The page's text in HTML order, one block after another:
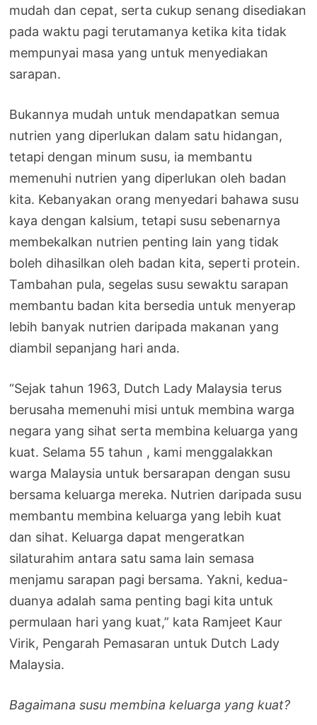
mudah dan cepat, serta cukup senang disediakan
pada waktu pagi terutamanya ketika kita tidak
mempunyai masa yang untuk menyediakan
sarapan.
Bukannya mudah untuk mendapatkan semua
nutrien yang diperlukan dalam satu hidangan,
tetapi dengan minum susu, ia membantu
memenuhi nutrien yang diperlukan oleh badan
kita. Kebanyakan orang menyedari bahawa susu
kaya dengan kalsium, tetapi susu sebenarnya
membekalkan nutrien penting lain yang tidak
boleh dihasilkan oleh badan kita, seperti protein.
Tambahan pula, segelas susu sewaktu sarapan
membantu badan kita bersedia untuk menyerap
lebih banyak nutrien daripada makanan yang
diambil sepanjang hari anda.
“Sejak tahun 1963, Dutch Lady Malaysia terus
berusaha memenuhi misi untuk membina warga
negara yang sihat serta membina keluarga yang
kuat. Selama 55 tahun , kami menggalakkan
warga Malaysia untuk bersarapan dengan susu
bersama keluarga mereka. Nutrien daripada susu
membantu membina keluarga yang lebih kuat
dan sihat. Keluarga dapat mengeratkan
silaturahim antara satu sama lain semasa
menjamu sarapan pagi bersama. Yakni, kedua-
duanya adalah sama penting bagi kita untuk
permulaan hari yang kuat,” kata Ramjeet Kaur
Virik, Pengarah Pemasaran untuk Dutch Lady
Malaysia.
Bagaimana susu membina keluarga yang kuat?